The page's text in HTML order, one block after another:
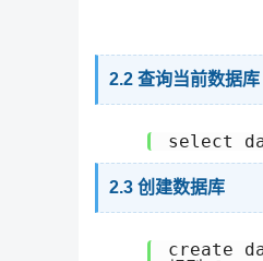
2.2 查询当前数据库
2.3 创建数据库
create